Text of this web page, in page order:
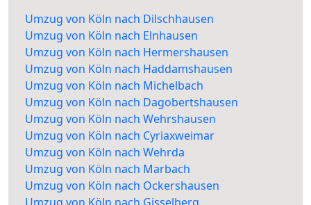
Umzug von Köln nach Dilschhausen
Umzug von Köln nach Elnhausen
Umzug von Köln nach Hermershausen
Umzug von Köln nach Haddamshausen
Umzug von Köln nach Michelbach
Umzug von Köln nach Dagobertshausen
Umzug von Köln nach Wehrshausen
Umzug von Köln nach Cyriaxweimar
Umzug von Köln nach Wehrda
Umzug von Köln nach Marbach
Umzug von Köln nach Ockershausen